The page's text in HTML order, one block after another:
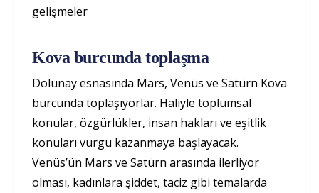
gelişmeler
Kova burcunda toplaşma
Dolunay esnasında Mars, Venüs ve Satürn Kova
burcunda toplaşıyorlar. Haliyle toplumsal
konular, özgürlükler, insan hakları ve eşitlik
konuları vurgu kazanmaya başlayacak.
Venüs’ün Mars ve Satürn arasında ilerliyor
olması, kadınlara şiddet, taciz gibi temalarda